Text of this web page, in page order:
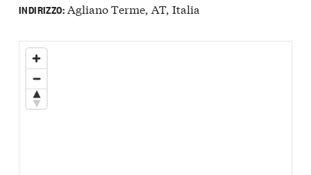
INDIRIZZO:Agliano Terme, AT, Italia